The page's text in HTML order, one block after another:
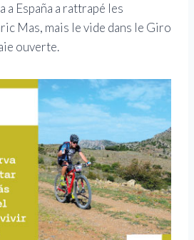
a España a rattrapé les
Mas, mais le vide dans le Giro
ouverte.